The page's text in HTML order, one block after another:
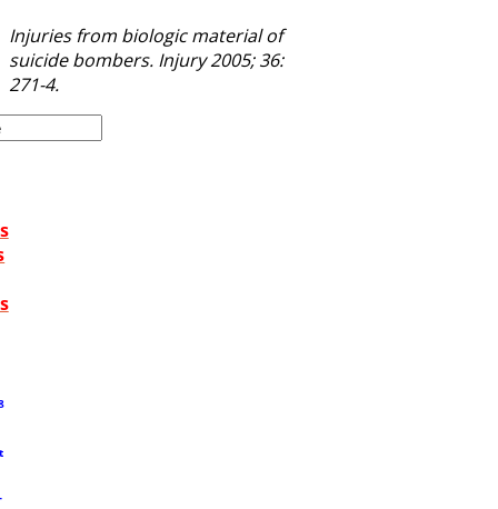
Injuries from biologic material of
suicide bombers. Injury 2005; 36:
271-4.